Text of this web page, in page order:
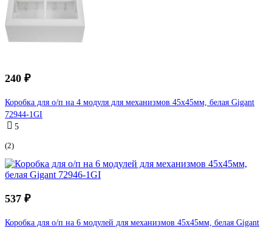
240 ₽
Коробка для о/п на 4 модуля для механизмов 45х45мм, белая Gigant
72944-1GI
5
(2)
537 ₽
Коробка для о/п на 6 модулей для механизмов 45х45мм, белая Gigant